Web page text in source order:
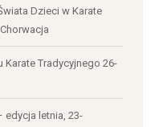
Dzieci w Karate
Tradycyjnego 26-
edycja letnia, 23-